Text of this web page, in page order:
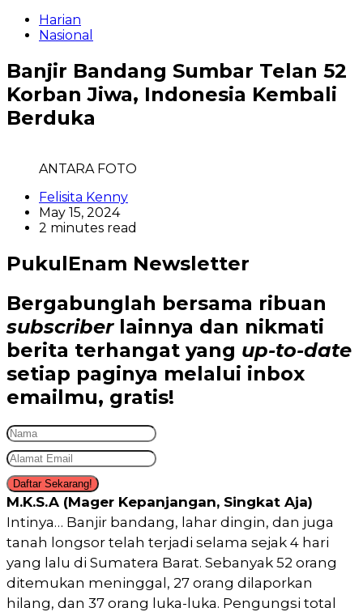
Harian
Nasional
Banjir Bandang Sumbar Telan 52
Korban Jiwa, Indonesia Kembali
Berduka
ANTARA FOTO
Felisita Kenny
May 15, 2024
2 minutes read
PukulEnam Newsletter
Bergabunglah bersama ribuan
subscriberlainnya dan nikmati
berita terhangat yang up-to-date
setiap paginya melalui inbox
emailmu, gratis!
Daftar Sekarang!
M.K.S.A (Mager Kepanjangan, Singkat Aja)
Intinya… Banjir bandang, lahar dingin, dan juga
tanah longsor telah terjadi selama sejak 4 hari
yang lalu di Sumatera Barat. Sebanyak 52 orang
ditemukan meninggal, 27 orang dilaporkan
hilang, dan 37 orang luka-luka. Pengungsi total